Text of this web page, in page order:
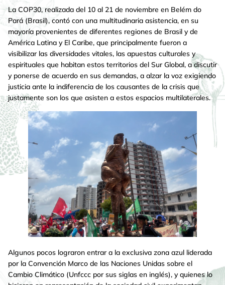
La COP30, realizada del 10 al 21 de noviembre en Belém do
Pará (Brasil), contó con una multitudinaria asistencia, en su
mayoría provenientes de diferentes regiones de Brasil y de
América Latina y El Caribe, que principalmente fueron a
visibilizar las diversidades vitales, las apuestas culturales y
espirituales que habitan estos territorios del Sur Global, a discutir
y ponerse de acuerdo en sus demandas, a alzar la voz exigiendo
justicia ante la indiferencia de los causantes de la crisis que
justamente son los que asisten a estos espacios multilaterales.
Algunos pocos lograron entrar a la exclusiva zona azul liderada
por la Convención Marco de las Naciones Unidas sobre el
Cambio Climático (Unfccc por sus siglas en inglés), y quienes lo